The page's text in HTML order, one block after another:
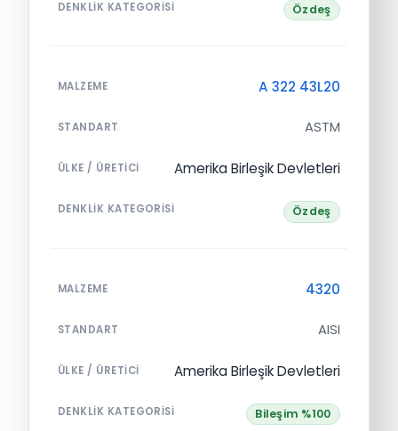
DENKLIK KATEGORISI Özdeş
MALZEME A 322 43L20
STANDART ASTM
ÜLKE / ÜRETICI Amerika Birleşik Devletleri
DENKLIK KATEGORISI Özdeş
MALZEME 4320
STANDART AISI
ÜLKE / ÜRETICI Amerika Birleşik Devletleri
DENKLIK KATEGORISI Bileşim %100